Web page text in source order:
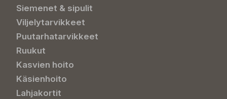
Siemenet & sipulit
Viljelytarvikkeet
Puutarhatarvikkeet
Ruukut
Kasvien hoito
Käsienhoito
Lahjakortit